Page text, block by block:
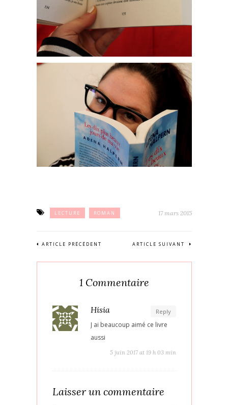
LECTURE ROMAN 17 mars 2015
ARTICLE PRÉCÉDENT ARTICLE SUIVANT
1 Commentaire
Reply
Hisia
J ai beaucoup aimé ce livre
aussi
5 juin 2017 at 19 h 03 min
Laisser un commentaire